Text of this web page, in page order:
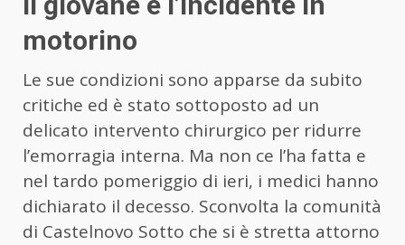
motorino
Le sue condizioni sono apparse da subito
critiche ed è stato sottoposto ad un
delicato intervento chirurgico per ridurre
l’emorragia interna. Ma non ce l’ha fatta e
nel tardo pomeriggio di ieri, i medici hanno
dichiarato il decesso. Sconvolta la comunità
di Castelnovo Sotto che si è stretta attorno